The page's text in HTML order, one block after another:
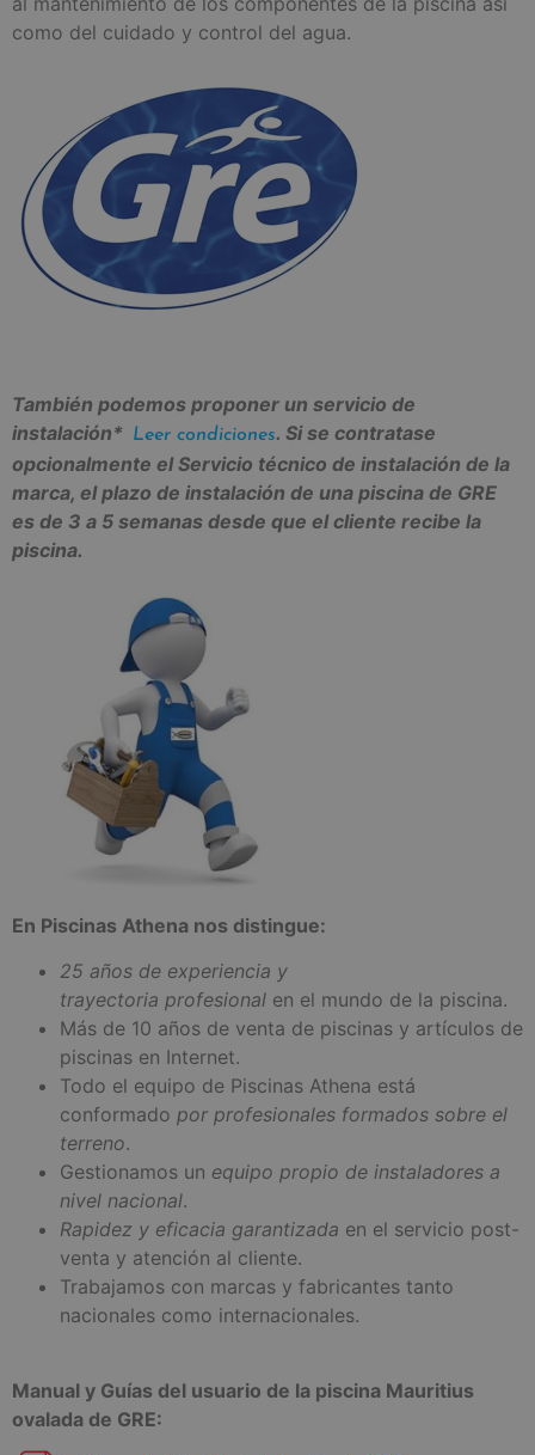
como del cuidado y control del agua.
También podemos proponer un servicio de
instalación*
Leer condiciones. Si se contratase
opcionalmente el Servicio técnico de instalación de la
marca, el plazo de instalación de una piscina de GRE
es de 3 a 5 semanas desde que el cliente recibe la
piscina.
En Piscinas Athena nos distingue:
25 años de experiencia y
trayectoria profesional en el mundo de la piscina.
Más de 10 años de venta de piscinas y artículos de
piscinas en Internet.
Todo el equipo de Piscinas Athena está
conformado por profesionales formados sobre el
terreno.
Gestionamos un equipo propio de instaladores a
nivel nacional.
Rapidez y eficacia garantizada en el servicio post-
venta y atención al cliente.
Trabajamos con marcas y fabricantes tanto
nacionales como internacionales.
Manual y Guías del usuario de la piscina Mauritius
ovalada de GRE: